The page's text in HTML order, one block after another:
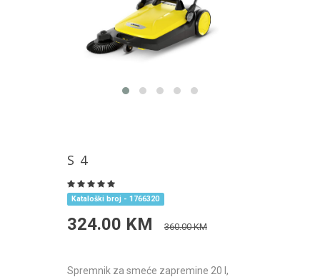
S 4
Kataloški broj - 1766320
324.00 KM 360.00 KM
Spremnik za smeće zapremine 20 l,